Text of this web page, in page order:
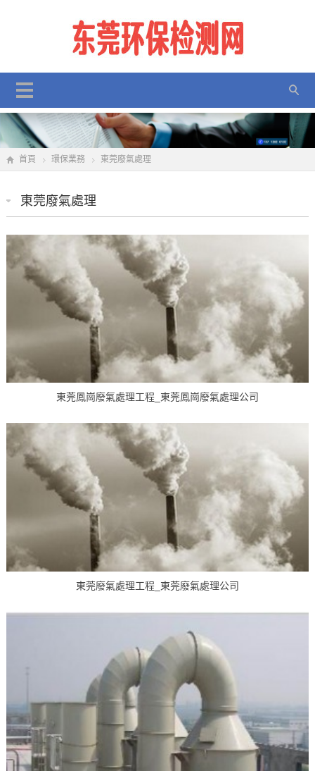
首頁 環保業務 東莞廢氣處理
東莞廢氣處理
東莞鳳崗廢氣處理工程_東莞鳳崗廢氣處理公司
東莞廢氣處理工程_東莞廢氣處理公司